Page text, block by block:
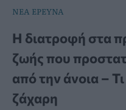
ΝΕΑ ΕΡΕΥΝΑ
Η διατροφή στα
ζωής που
από την άνοια –
ζάχαρη